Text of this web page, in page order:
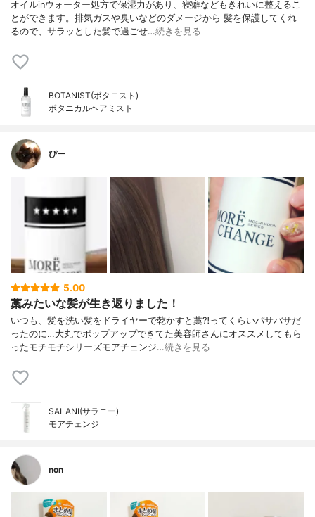
オイルinウォーター処方で保湿力があり、寝癖などもきれいに整えるこ
とができます。排気ガスや臭いなどのダメージから 髪を保護してくれ
るので、サラッとした髪で過ごせ…続きを見る
BOTANIST(ボタニスト)
ボタニカルヘアミスト
ぴー
5.00
藁みたいな髪が生き返りました！
いつも、髪を洗い髪をドライヤーで乾かすと藁⁈ってくらいパサパサだ
ったのに…大丸でポップアップできてた美容師さんにオススメしてもら
ったモチモチシリーズモアチェンジ…続きを見る
SALANI(サラニー)
モアチェンジ
non